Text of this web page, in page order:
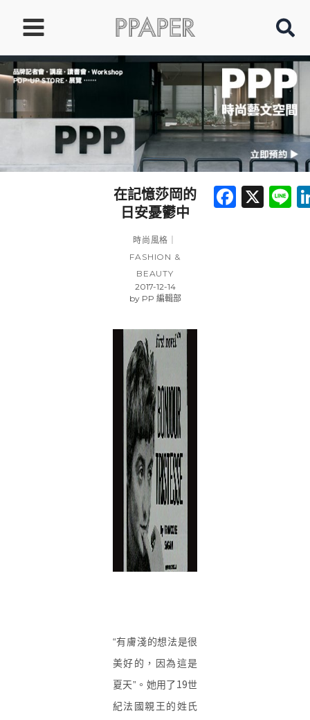
要
內
在記憶莎岡的
日安憂鬱中
時尚風格｜
FASHION &
BEAUTY
2017-12-14
byPP 編輯部
“有膚淺的想法是很
美好的，因為這是
夏天”。她用了19世
紀法國親王的姓氏
X